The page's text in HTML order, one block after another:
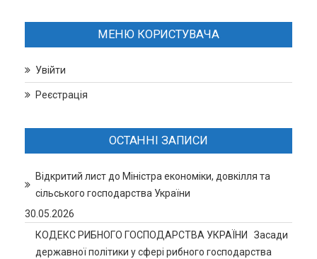
МЕНЮ КОРИСТУВАЧА
Увійти
Реєстрація
ОСТАННІ ЗАПИСИ
Відкритий лист до Міністра економіки, довкілля та
сільського господарства України
30.05.2026
КОДЕКС РИБНОГО ГОСПОДАРСТВА УКРАЇНИ Засади
державної політики у сфері рибного господарства